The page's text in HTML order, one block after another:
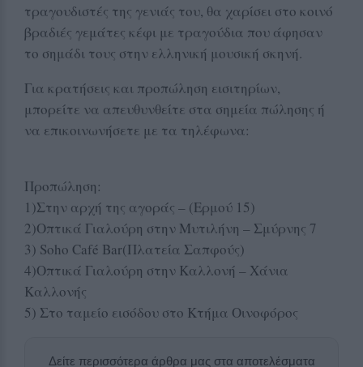
τραγουδιστές της γενιάς του, θα χαρίσει στο κοινό
βραδιές γεμάτες κέφι με τραγούδια που άφησαν
το σημάδι τους στην ελληνική μουσική σκηνή.
Για κρατήσεις και προπώληση εισιτηρίων,
μπορείτε να απευθυνθείτε στα σημεία πώλησης ή
να επικοινωνήσετε με τα τηλέφωνα:
Προπώληση:
1)Στην αρχή της αγοράς – (Ερμού 15)
2)Οπτικά Γιαλούρη στην Μυτιλήνη – Σμύρνης 7
3) Soho Café Bar(Πλατεία Σαπφούς)
4)Οπτικά Γιαλούρη στην Καλλονή – Χάνια
Καλλονής
5) Στο ταμείο εισόδου στο Κτήμα Οινοφόρος
Δείτε περισσότερα άρθρα μας στα αποτελέσματα